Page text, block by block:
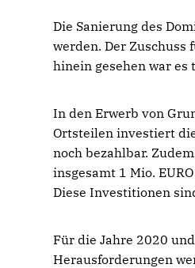
Die Sanierung des
werden. Der Zuschuss
hinein gesehen war
In den Erwerb von
Ortsteilen investiert
noch bezahlbar.
insgesamt 1 Mio.
Diese Investitionen
Für die Jahre 2020
Herausforderungen